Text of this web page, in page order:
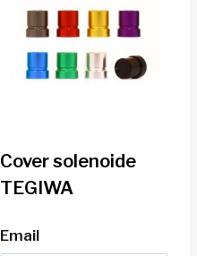
Cover solenoide
TEGIWA
Email